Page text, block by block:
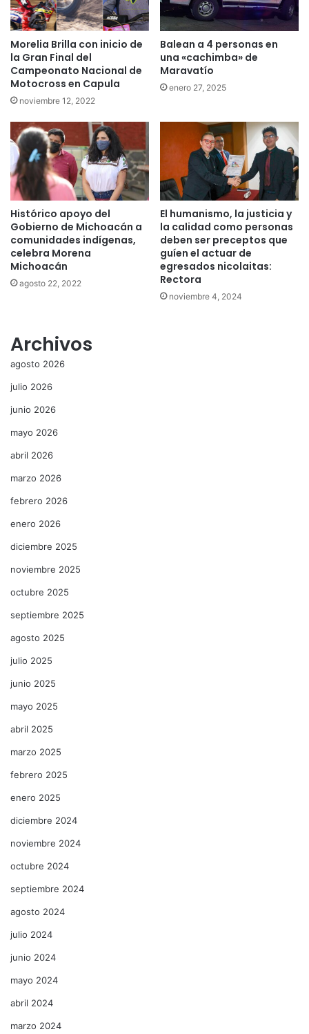
Morelia Brilla con inicio de
la Gran Final del
Campeonato Nacional de
Motocross en Capula
noviembre 12, 2022
Balean a 4 personas en
una «cachimba» de
Maravatío
enero 27, 2025
Histórico apoyo del
Gobierno de Michoacán a
comunidades indígenas,
celebra Morena
Michoacán
agosto 22, 2022
El humanismo, la justicia y
la calidad como personas
deben ser preceptos que
guíen el actuar de
egresados nicolaitas:
Rectora
noviembre 4, 2024
Archivos
agosto 2026
julio 2026
junio 2026
mayo 2026
abril 2026
marzo 2026
febrero 2026
enero 2026
diciembre 2025
noviembre 2025
octubre 2025
septiembre 2025
agosto 2025
julio 2025
junio 2025
mayo 2025
abril 2025
marzo 2025
febrero 2025
enero 2025
diciembre 2024
noviembre 2024
octubre 2024
septiembre 2024
agosto 2024
julio 2024
junio 2024
mayo 2024
abril 2024
marzo 2024